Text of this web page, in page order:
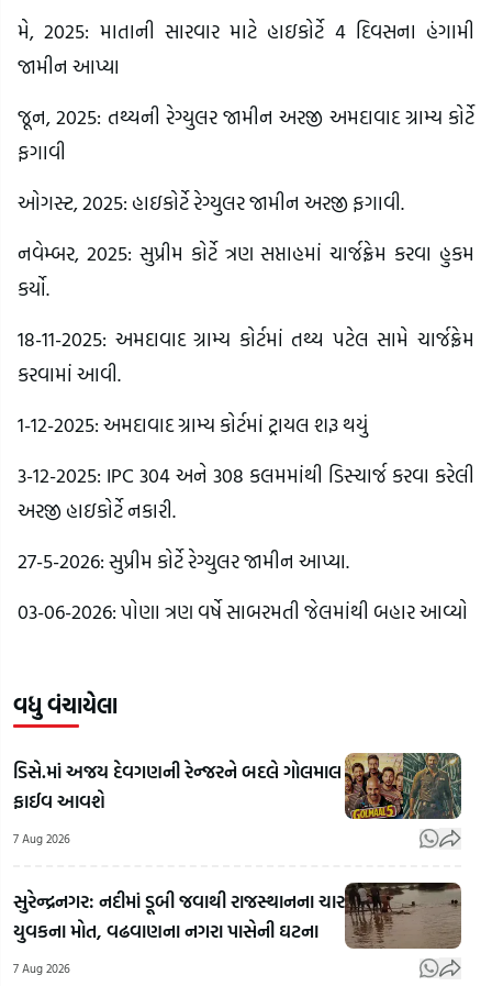
મે, 2025: માતાની સારવાર માટે હાઇકોર્ટે 4 દિવસના હંગામી
જામીન આપ્યા
જૂન, 2025: તથ્યની રેગ્યુલર જામીન અરજી અમદાવાદ ગ્રામ્ય કોર્ટે
ફગાવી
ઓગસ્ટ, 2025: હાઇકોર્ટે રેગ્યુલર જામીન અરજી ફગાવી.
નવેમ્બર, 2025: સુપ્રીમ કોર્ટે ત્રણ સપ્તાહમાં ચાર્જફ્રેમ કરવા હુકમ
કર્યો.
18-11-2025: અમદાવાદ ગ્રામ્ય કોર્ટમાં તથ્ય પટેલ સામે ચાર્જફ્રેમ
કરવામાં આવી.
1-12-2025: અમદાવાદ ગ્રામ્ય કોર્ટમાં ટ્રાયલ શરૂ થયું
3-12-2025: IPC 304 અને 308 કલમમાંથી ડિસ્ચાર્જ કરવા કરેલી
અરજી હાઇકોર્ટે નકારી.
27-5-2026: સુપ્રીમ કોર્ટે રેગ્યુલર જામીન આપ્યા.
03-06-2026: પોણા ત્રણ વર્ષે સાબરમતી જેલમાંથી બહાર આવ્યો
વધુ વંચાયેલા
ડિસે.માં અજય દેવગણની રેન્જરને બદલે ગોલમાલ
ફાઈવ આવશે
7 Aug 2026
સુરેન્દ્રનગર: નદીમાં ડૂબી જવાથી રાજસ્થાનના ચાર
યુવકના મોત, વઢવાણના નગરા પાસેની ઘટના
7 Aug 2026